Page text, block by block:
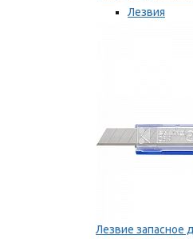
Лезвия
Лезвие запасное